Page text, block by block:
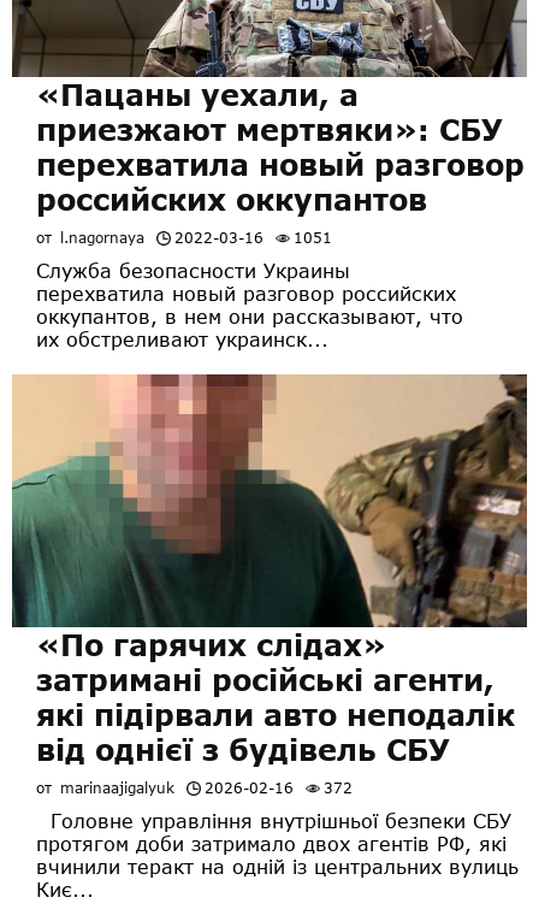
«Пацаны уехали, а
приезжают мертвяки»: СБУ
перехватила новый разговор
российских оккупантов
от l.nagornaya 2022-03-16 1051
Служба безопасности Украины
перехватила новый разговор российских
оккупантов, в нем они рассказывают, что
их обстреливают украинск...
«По гарячих слідах»
затримані російські агенти,
які підірвали авто неподалік
від однієї з будівель СБУ
от marinaajigalyuk 2026-02-16 372
Головне управління внутрішньої безпеки СБУ
протягом доби затримало двох агентів РФ, які
вчинили теракт на одній із центральних вулиць
Киє...